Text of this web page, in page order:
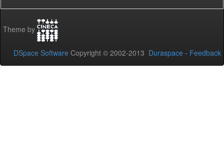
Theme by
DSpace Software Copyright © 2002-2013 Duraspace - Feedback